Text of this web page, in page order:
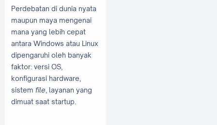
Perdebatan di dunia nyata
maupun maya mengenai
mana yang lebih cepat
antara Windows atau Linux
dipengaruhi oleh banyak
faktor: versi OS,
konfigurasi hardware,
sistem file , layanan yang
dimuat saat startup.